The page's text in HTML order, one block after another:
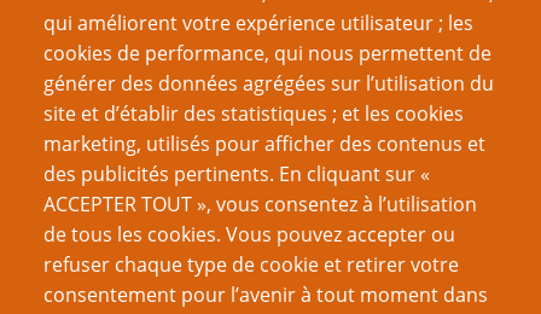
qui améliorent votre expérience utilisateur ; les
cookies de performance, qui nous permettent de
générer des données agrégées sur l’utilisation du
site et d’établir des statistiques ; et les cookies
marketing, utilisés pour afficher des contenus et
des publicités pertinents. En cliquant sur «
ACCEPTER TOUT », vous consentez à l’utilisation
de tous les cookies. Vous pouvez accepter ou
refuser chaque type de cookie et retirer votre
consentement pour l’avenir à tout moment dans
Les Filles de l’Exil, le Making-of
Joueurs contre la misogynie
Pagination
Page
précédente
‹‹ 7
Page
suivante
››
VOUS AIMEREZ AUSSI
Trucs de MJ : Désamorcer des pièges magiques
Tout le monde est magique